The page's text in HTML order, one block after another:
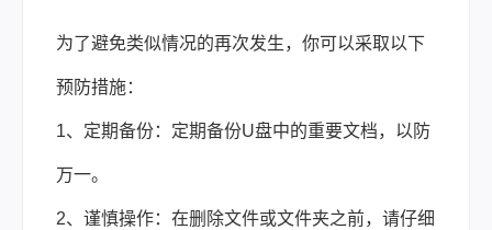
为了避免类似情况的再次发生，你可以采取以下
预防措施：
1、定期备份：定期备份U盘中的重要文档，以防
万一。
2、谨慎操作：在删除文件或文件夹之前，请仔细